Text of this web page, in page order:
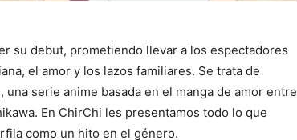
su debut, prometiendo llevar a los espectadores
el amor y los lazos familiares. Se trata de
una serie anime basada en el manga de amor entre
En ChirChi les presentamos todo lo que
como un hito en el género.